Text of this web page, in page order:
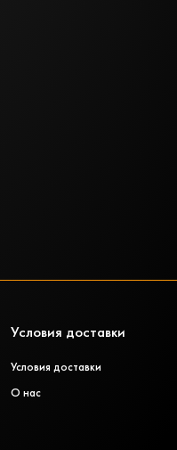
Условия доставки
Условия доставки
О нас